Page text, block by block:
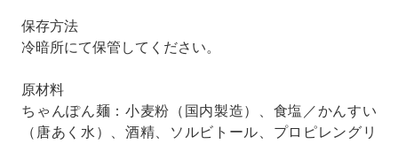
保存方法
冷暗所にて保管してください。
原材料
ちゃんぽん麺：小麦粉（国内製造）、食塩／かんすい
（唐あく水）、酒精、ソルビトール、プロピレングリ